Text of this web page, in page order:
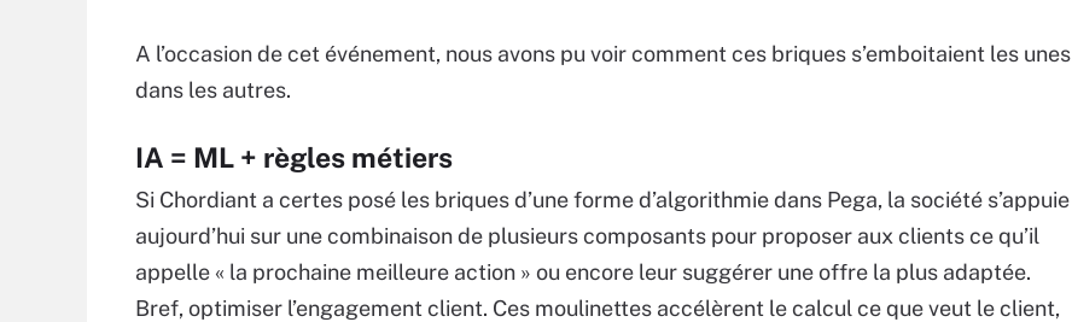
A l’occasion de cet événement, nous avons pu voir comment ces briques s’emboitaient les unes
dans les autres.
IA = ML + règles métiers
Si Chordiant a certes posé les briques d’une forme d’algorithmie dans Pega, la société s’appuie
aujourd’hui sur une combinaison de plusieurs composants pour proposer aux clients ce qu’il
appelle « la prochaine meilleure action » ou encore leur suggérer une offre la plus adaptée.
Bref, optimiser l’engagement client. Ces moulinettes accélèrent le calcul ce que veut le client,